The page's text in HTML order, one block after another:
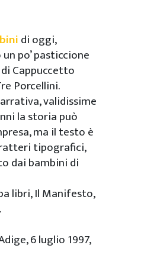
di oggi,
po’ pasticcione
Cappuccetto
Porcellini.
validissime
la storia può
ma il testo è
tipografici,
dai bambini di
libri, Il Manifesto,
6 luglio 1997,